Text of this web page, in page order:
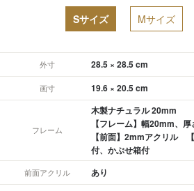
Sサイズ Mサイズ
外寸 28.5 × 28.5 cm
画寸 19.6 × 20.5 cm
フレーム
木製ナチュラル 20mm
【フレーム】幅20mm、
【前面】2mmアクリル
付、かぶせ箱付
前面アクリル あり